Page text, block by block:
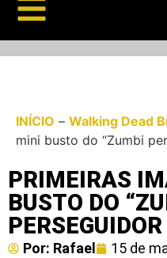
INÍCIO – Walking Dead
mini busto do “Zumbi
PRIMEIRAS
BUSTO DO
Por: Rafael 15 de